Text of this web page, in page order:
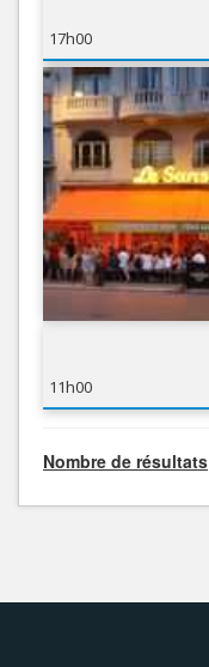
17h00
11h00
Nombre de résultats